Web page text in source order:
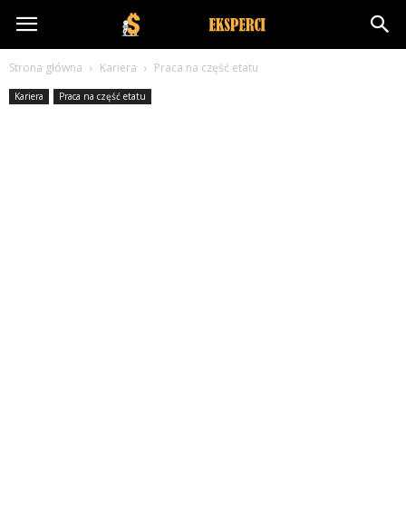
NakreceniEksperci.pl
Strona główna Kariera Praca na część etatu
Kariera Praca na część etatu